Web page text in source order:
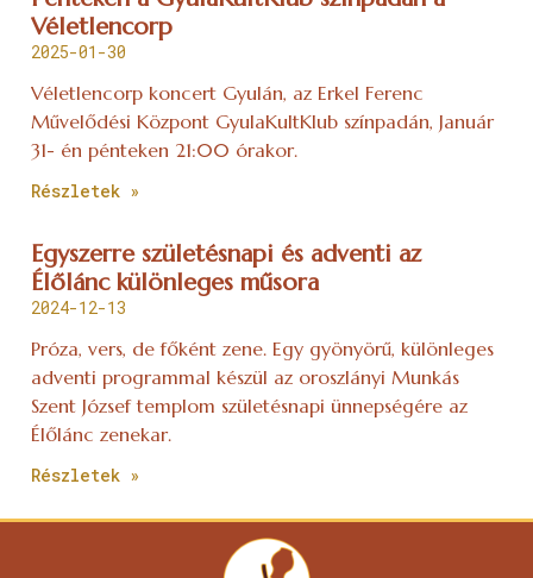
Élőlánc zenekar.
Részletek »
IMPRESSZUM JELENTKEZÉS
© Hagyományőrző Kulturális Egyesület Szombathely
WEBOLDAL KÉSZÍTÉS